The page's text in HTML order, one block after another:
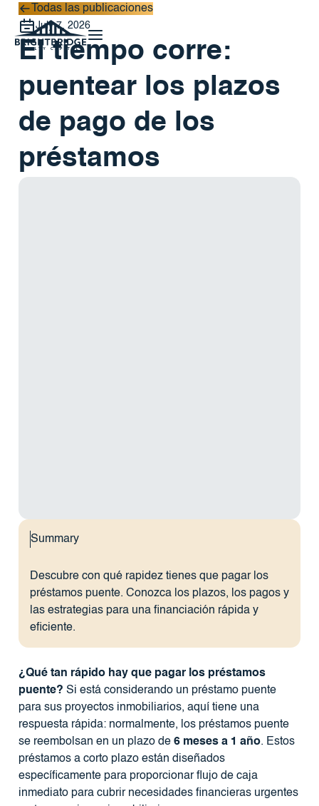
Todas las publicaciones
Todas las publicaciones
July 7, 2026
El tiempo corre:
puentear los plazos
de pago de los
préstamos
Summary
Descubre con qué rapidez tienes que pagar los
préstamos puente. Conozca los plazos, los pagos y
las estrategias para una financiación rápida y
eficiente.
¿Qué tan rápido hay que pagar los préstamos
puente? Si está considerando un préstamo puente
para sus proyectos inmobiliarios, aquí tiene una
respuesta rápida: normalmente, los préstamos puente
se reembolsan en un plazo de 6 meses a 1 año. Estos
préstamos a corto plazo están diseñados
específicamente para proporcionar flujo de caja
inmediato para cubrir necesidades financieras urgentes